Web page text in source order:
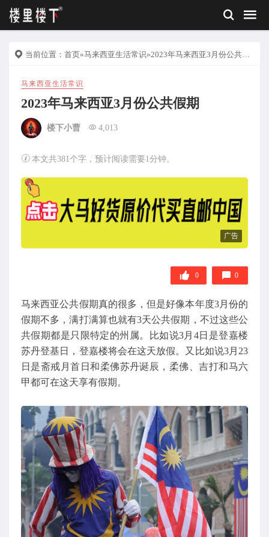
当前位置： 首页»马来西亚生活常识»2023年马来西亚3月份公共假期
马来西亚生活常识
2023年马来西亚3月份公共假期
楼下小曹 4,013
本文共381个字，预计阅读需要1分钟。
广告
0 0
马来西亚公共假期真的很多，但是好像本年度3月份的
假期不多，满打满算也就有3天公共假期，不过这些公
共假期都是只限特定的州属。比如说3月4日是登嘉楼
苏丹登基日，登嘉楼将会在这天放假。又比如说3月23
日是斋戒月首日和柔佛苏丹诞辰，柔佛、吉打和马六
甲都可在这天享有假期。